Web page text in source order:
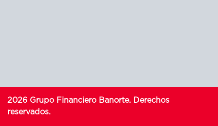
2026 Grupo Financiero Banorte. Derechos
reservados.